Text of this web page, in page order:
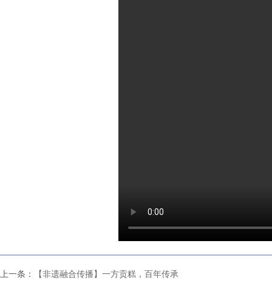
上一条： 【非遗融合传播】一方贡糕，百年传承